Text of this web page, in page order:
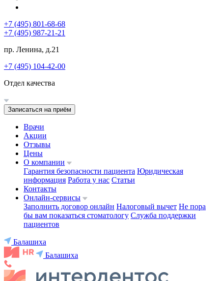
+7 (495) 801-68-68
+7 (495) 987-21-21
пр. Ленина, д.21
+7 (495) 104-42-00
Отдел качества
Записаться на приём
Врачи
Акции
Отзывы
Цены
О компании
Гарантия безопасности пациента Юридическая
информация Работа у нас Статьи
Контакты
Онлайн-сервисы
Заполнить договор онлайн Налоговый вычет Не пора
бы вам показаться стоматологу Служба поддержки
пациентов
Балашиха
Балашиха